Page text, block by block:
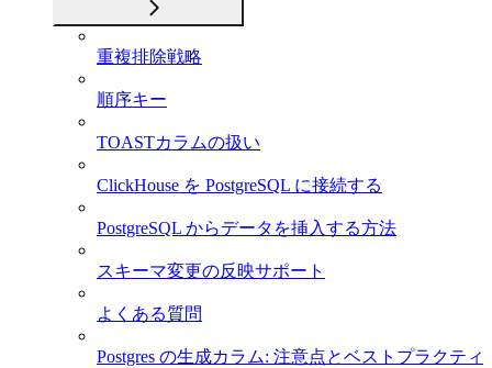
重複排除戦略
順序キー
TOASTカラムの扱い
ClickHouse を PostgreSQL に接続する
PostgreSQL からデータを挿入する方法
スキーマ変更の反映サポート
よくある質問
Postgres の生成カラム: 注意点とベストプラクティ